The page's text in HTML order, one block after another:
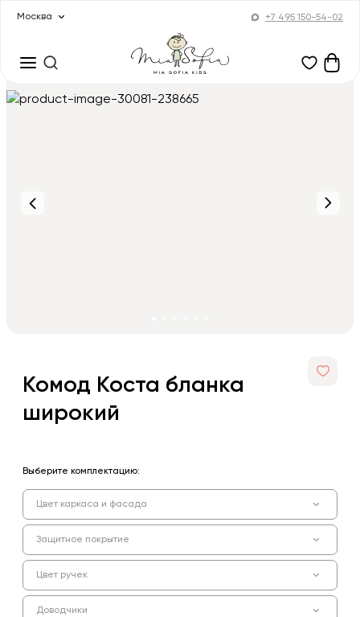
Москва +7 495 150-54-02
Комод Коста бланка
широкий
Выберите комплектацию:
Цвет каркаса и фасада
Защитное покрытие
Цвет ручек
Доводчики